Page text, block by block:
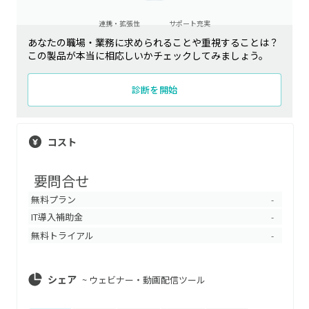
サポート充実
連携・拡張性
あなたの職場・業務に求められることや重視することは？
この製品が本当に相応しいかチェックしてみましょう。
診断を開始
コスト
要問合せ
無料プラン -
IT導入補助金 -
無料トライアル -
シェア ~ ウェビナー・動画配信ツール